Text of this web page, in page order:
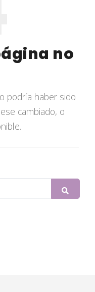
no
podría haber sido
cambiado, o